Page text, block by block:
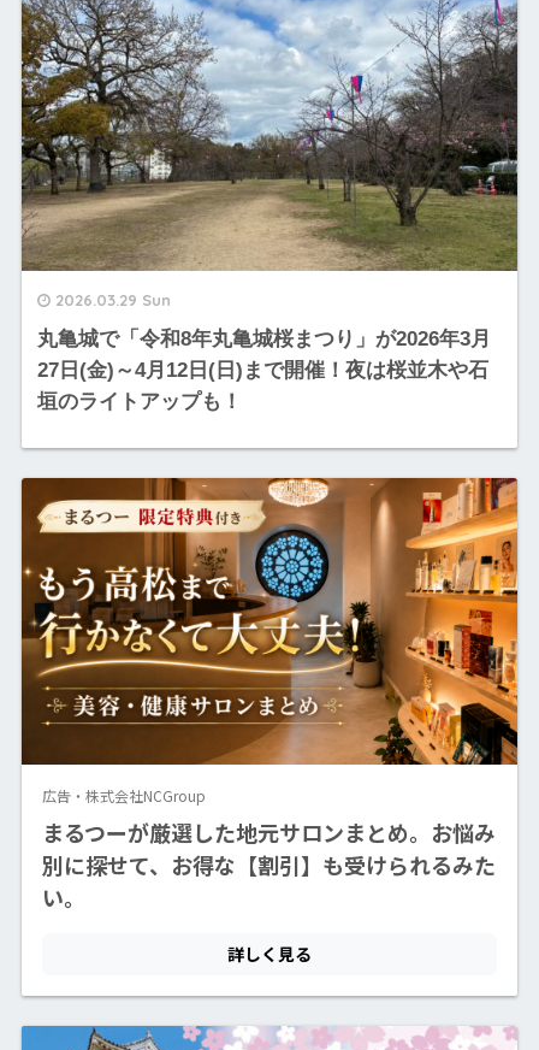
2026.03.29 Sun
丸亀城で「令和8年丸亀城桜まつり」が2026年3月
27日(金)～4月12日(日)まで開催！夜は桜並木や石
垣のライトアップも！